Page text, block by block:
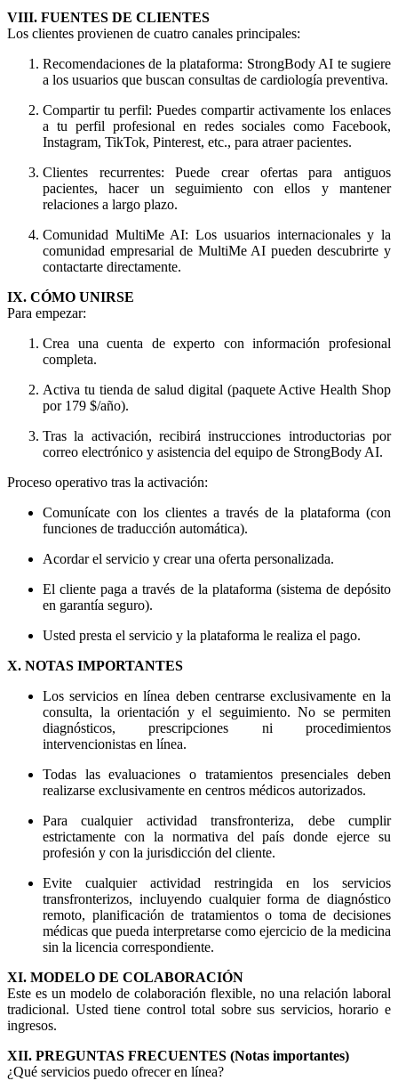
VIII. FUENTES DE CLIENTES
Los clientes provienen de cuatro canales principales:
Recomendaciones de la plataforma: StrongBody AI te sugiere
a los usuarios que buscan consultas de cardiología preventiva.
Compartir tu perfil: Puedes compartir activamente los enlaces
a tu perfil profesional en redes sociales como Facebook,
Instagram, TikTok, Pinterest, etc., para atraer pacientes.
Clientes recurrentes: Puede crear ofertas para antiguos
pacientes, hacer un seguimiento con ellos y mantener
relaciones a largo plazo.
Comunidad MultiMe AI: Los usuarios internacionales y la
comunidad empresarial de MultiMe AI pueden descubrirte y
contactarte directamente.
IX. CÓMO UNIRSE
Para empezar:
Crea una cuenta de experto con información profesional
completa.
Activa tu tienda de salud digital (paquete Active Health Shop
por 179 $/año).
Tras la activación, recibirá instrucciones introductorias por
correo electrónico y asistencia del equipo de StrongBody AI.
Proceso operativo tras la activación:
Comunícate con los clientes a través de la plataforma (con
funciones de traducción automática).
Acordar el servicio y crear una oferta personalizada.
El cliente paga a través de la plataforma (sistema de depósito
en garantía seguro).
Usted presta el servicio y la plataforma le realiza el pago.
X. NOTAS IMPORTANTES
Los servicios en línea deben centrarse exclusivamente en la
consulta, la orientación y el seguimiento. No se permiten
diagnósticos, prescripciones ni procedimientos
intervencionistas en línea.
Todas las evaluaciones o tratamientos presenciales deben
realizarse exclusivamente en centros médicos autorizados.
Para cualquier actividad transfronteriza, debe cumplir
estrictamente con la normativa del país donde ejerce su
profesión y con la jurisdicción del cliente.
Evite cualquier actividad restringida en los servicios
transfronterizos, incluyendo cualquier forma de diagnóstico
remoto, planificación de tratamientos o toma de decisiones
médicas que pueda interpretarse como ejercicio de la medicina
sin la licencia correspondiente.
XI. MODELO DE COLABORACIÓN
Este es un modelo de colaboración flexible, no una relación laboral
tradicional. Usted tiene control total sobre sus servicios, horario e
ingresos.
XII. PREGUNTAS FRECUENTES (Notas importantes)
¿Qué servicios puedo ofrecer en línea?